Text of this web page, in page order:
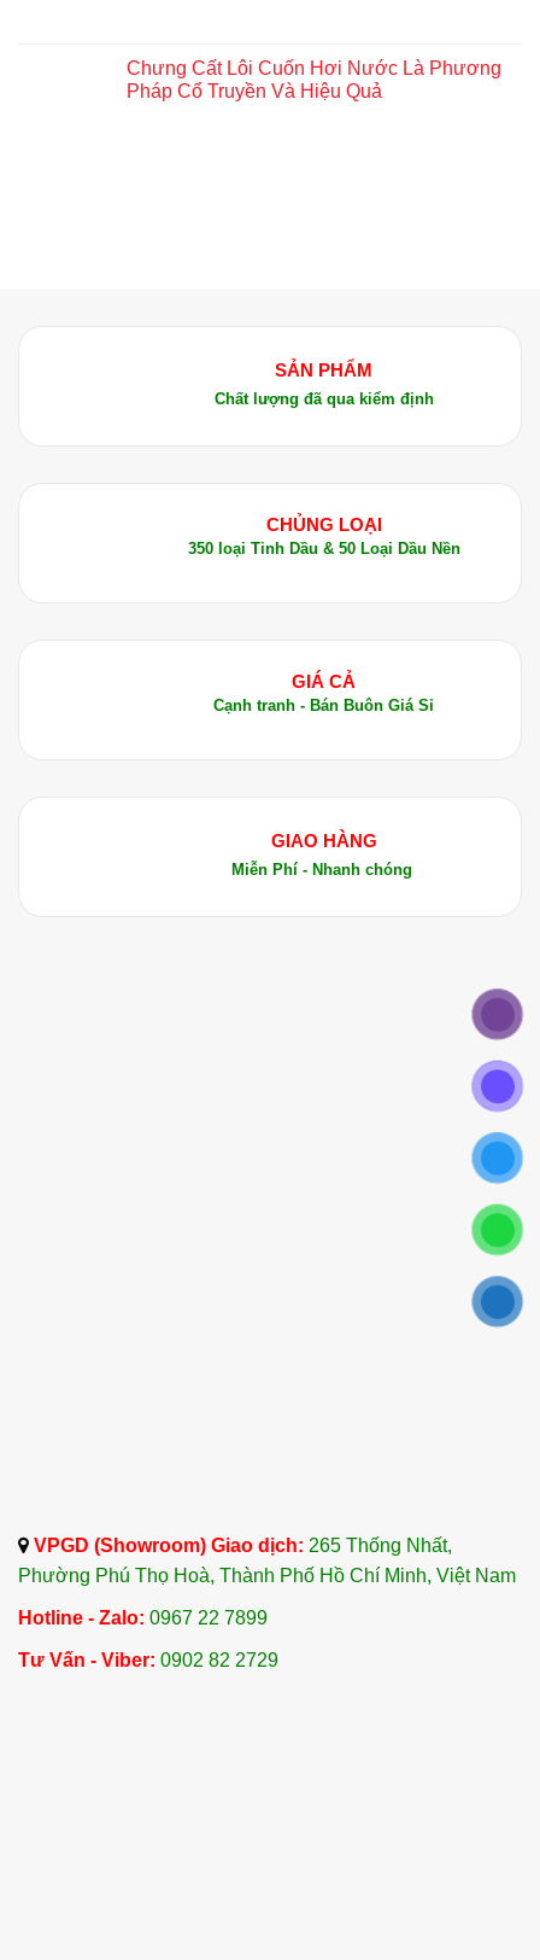
Chưng Cất Lôi Cuốn Hơi Nước Là Phương
Pháp Cổ Truyền Và Hiệu Quả
SẢN PHẨM
Chất lượng đã qua kiểm định
CHỦNG LOẠI
350 loại Tinh Dầu & 50 Loại Dầu Nền
GIÁ CẢ
Cạnh tranh - Bán Buôn Giá Sỉ
GIAO HÀNG
Miễn Phí - Nhanh chóng
VPGD (Showroom) Giao dịch: 265 Thống Nhất,
Phường Phú Thọ Hoà, Thành Phố Hồ Chí Minh, Việt Nam
Hotline - Zalo: 0967 22 7899
Tư Vấn - Viber: 0902 82 2729